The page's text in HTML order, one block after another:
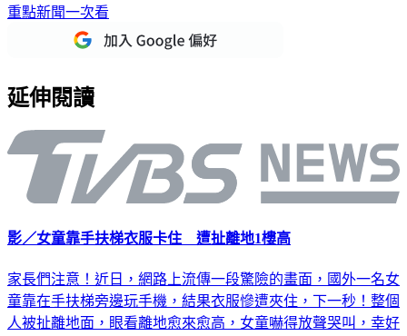
重點新聞一次看
延伸閱讀
影／女童靠手扶梯衣服卡住 遭扯離地1樓高
家長們注意！近日，網路上流傳一段驚險的畫面，國外一名女
童靠在手扶梯旁邊玩手機，結果衣服慘遭夾住，下一秒！整個
人被扯離地面，眼看離地愈來愈高，女童嚇得放聲哭叫，幸好